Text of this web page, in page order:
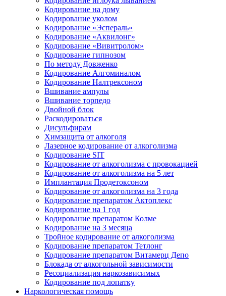
Кодирование на дому
Кодирование уколом
Кодирование «Эспераль»
Кодирование «Аквилонг»
Кодирование «Вивитролом»
Кодирование гипнозом
По методу Довженко
Кодирование Алгоминалом
Кодирование Налтрексоном
Вшивание ампулы
Вшивание торпедо
Двойной блок
Раскодироваться
Дисульфирам
Химзащита от алкоголя
Лазерное кодирование от алкоголизма
Кодирование SIT
Кодирование от алкоголизма с провокацией
Кодирование от алкоголизма на 5 лет
Имплантация Продетоксоном
Кодирование от алкоголизма на 3 года
Кодирование препаратом Актоплекс
Кодирование на 1 год
Кодирование препаратом Колме
Кодирование на 3 месяца
Тройное кодирование от алкоголизма
Кодирование препаратом Тетлонг
Кодирование препаратом Витамерц Депо
Блокада от алкогольной зависимости
Ресоциализация наркозависимых
Кодирование под лопатку
Наркологическая помощь